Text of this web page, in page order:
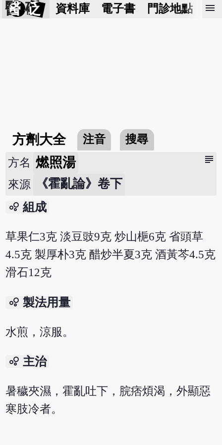
醫 砭 資料庫 電子書 門診地點 預
menu
方劑大全 注音 搜尋
subject
方名 燃照湯
來源 《霍亂論》卷下
bubble_chart 組成
草果仁3克 淡豆豉9克 炒山梔6克 省頭草
4.5克 製厚朴3克 醋炒半夏3克 酒黃芩4.5克
滑石12克
bubble_chart 製法用量
水煎，涼服。
bubble_chart 主治
暑穢夾濕，霍亂吐下，脘痞煩渴，外顯惡
寒肢冷者。